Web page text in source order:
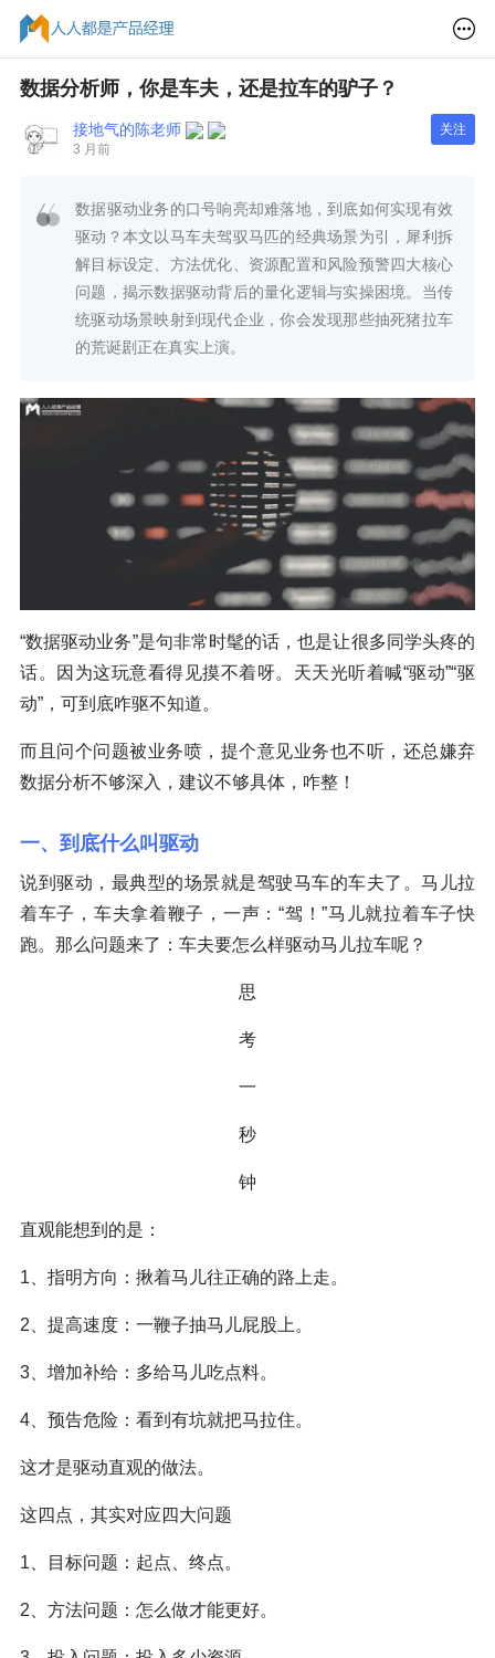
数据分析师，你是车夫，还是拉车的驴子？
接地气的陈老师
3 月前
关注
数据驱动业务的口号响亮却难落地，到底如何实现有效
驱动？本文以马车夫驾驭马匹的经典场景为引，犀利拆
解目标设定、方法优化、资源配置和风险预警四大核心
问题，揭示数据驱动背后的量化逻辑与实操困境。当传
统驱动场景映射到现代企业，你会发现那些抽死猪拉车
的荒诞剧正在真实上演。
“数据驱动业务”是句非常时髦的话，也是让很多同学头疼的
话。因为这玩意看得见摸不着呀。天天光听着喊“驱动”“驱
动”，可到底咋驱不知道。
而且问个问题被业务喷，提个意见业务也不听，还总嫌弃
数据分析不够深入，建议不够具体，咋整！
一、到底什么叫驱动
说到驱动，最典型的场景就是驾驶马车的车夫了。马儿拉
着车子，车夫拿着鞭子，一声：“驾！”马儿就拉着车子快
跑。那么问题来了：车夫要怎么样驱动马儿拉车呢？
思
考
一
秒
钟
直观能想到的是：
1、指明方向：揪着马儿往正确的路上走。
2、提高速度：一鞭子抽马儿屁股上。
3、增加补给：多给马儿吃点料。
4、预告危险：看到有坑就把马拉住。
这才是驱动直观的做法。
这四点，其实对应四大问题
1、目标问题：起点、终点。
2、方法问题：怎么做才能更好。